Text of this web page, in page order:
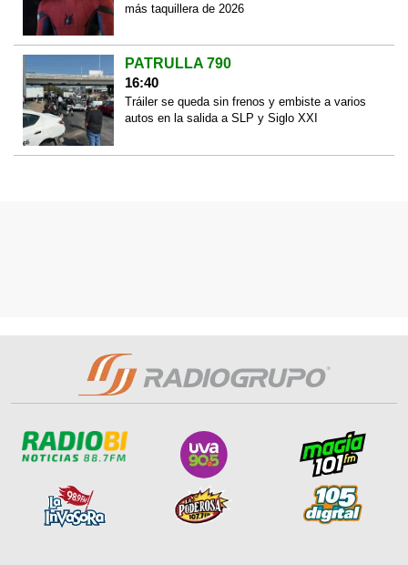
más taquillera de 2026
PATRULLA 790
16:40
Tráiler se queda sin frenos y embiste a varios
autos en la salida a SLP y Siglo XXI